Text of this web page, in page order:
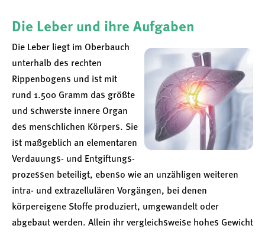
Die Leber und ihre Aufgaben
Die Leber liegt im Oberbauch
unterhalb des rechten
Rippenbogens und ist mit
rund 1.500 Gramm das größte
und schwerste innere Organ
des menschlichen Körpers. Sie
ist maßgeblich an elementaren
Verdauungs- und Entgiftungs­
prozessen beteiligt, ebenso wie an unzähligen weiteren
intra- und extrazellulären Vorgängen, bei denen
körpereigene Stoffe produziert, umgewandelt oder
abgebaut werden. Allein ihr vergleichsweise hohes Gewicht